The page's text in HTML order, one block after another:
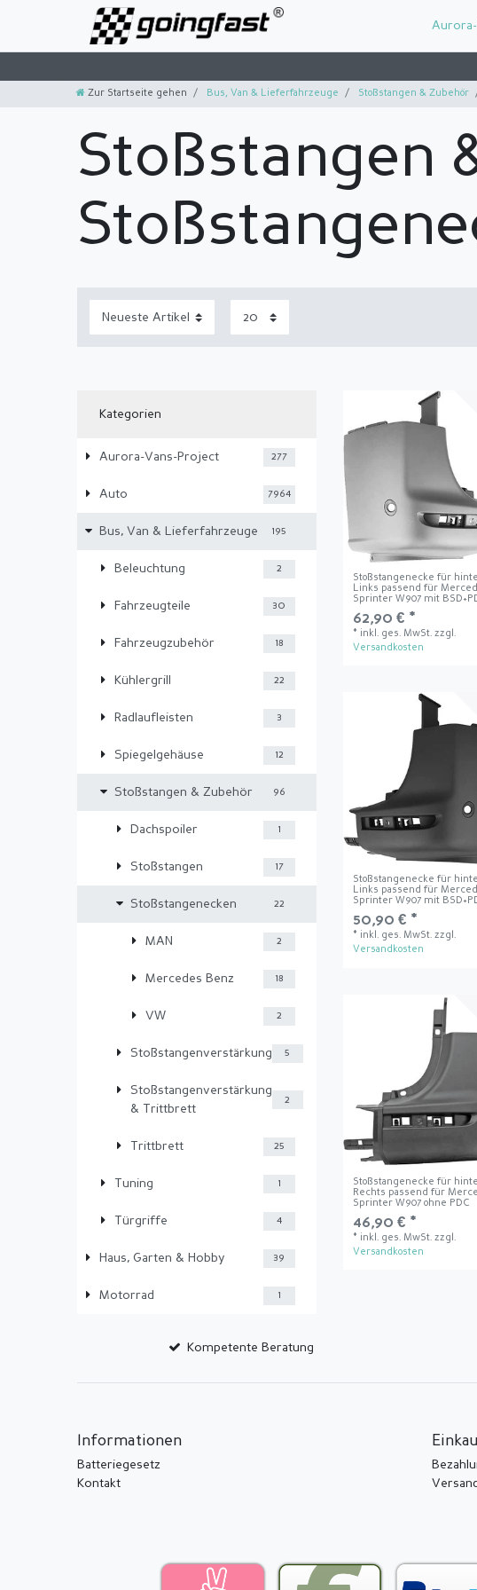
Zur Startseite gehen Bus, Van & Lieferfahrzeuge Stoßstangen & Zubehör
Stoßstangen
Kategorien
Aurora-Vans-Project 277
Auto 7964
Bus, Van & Lieferfahrzeuge 195
Beleuchtung 2
Fahrzeugteile 30
Fahrzeugzubehör 18
Kühlergrill 22
Radlaufleisten 3
Spiegelgehäuse 12
Stoßstangen & Zubehör 96
Dachspoiler 1
Stoßstangen 17
Stoßstangenecken 22
MAN 2
Mercedes Benz 18
VW 2
Stoßstangenverstärkung 5
Stoßstangenverstärkung
& Trittbrett
2
Trittbrett 25
Tuning 1
Türgriffe 4
Haus, Garten & Hobby 39
Motorrad 1
Stoßstangenecke für
Links passend für
Sprinter W907 mit
62,90 € *
* inkl. ges. MwSt. zzgl.
Versandkosten
Stoßstangenecke für
Links passend für
Sprinter W907 mit
50,90 € *
* inkl. ges. MwSt. zzgl.
Versandkosten
Stoßstangenecke für
Rechts passend für
Sprinter W907 ohne PDC
46,90 € *
* inkl. ges. MwSt. zzgl.
Versandkosten
Kompetente Beratung
Informationen
Batteriegesetz
Kontakt
Versand